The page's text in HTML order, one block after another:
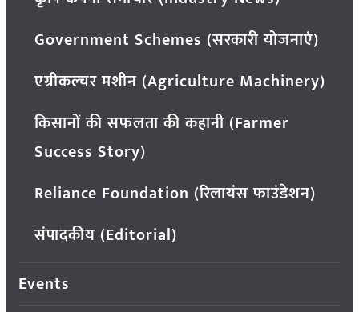
Government Schemes (सरकारी योजनाएं)
एग्रीकल्चर मशीन (Agriculture Machinery)
किसानों की सफलता की कहानी (Farmer
Success Story)
Reliance Foundation (रिलायंस फाउंडेशन)
संपादकीय (Editorial)
Events